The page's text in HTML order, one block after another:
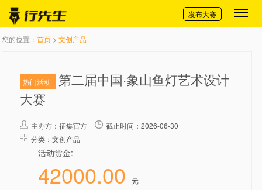
切换导航
发布大赛
您的位置： 首页 > 文创产品
热门活动
第二届中国·象山鱼灯艺术设计
大赛
主办方： 征集官方
截止时间：2026-06-30
分类：文创产品
活动赏金:
42000.00 元